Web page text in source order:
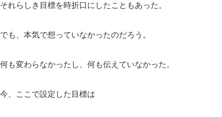
それらしき目標を時折口にしたこともあった。
でも、本気で想っていなかったのだろう。
何も変わらなかったし、何も伝えていなかった。
今、ここで設定した目標は